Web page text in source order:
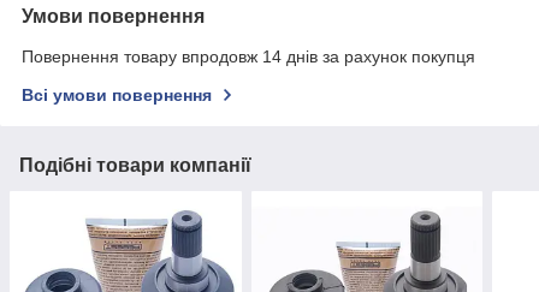
Умови повернення
Повернення товару впродовж 14 днів за рахунок покупця
Всі умови повернення
Подібні товари компанії